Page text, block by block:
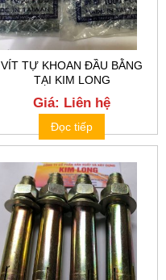
VÍT TỰ KHOAN ĐẦU BẰNG
TẠI KIM LONG
Giá: Liên hệ
Đọc tiếp